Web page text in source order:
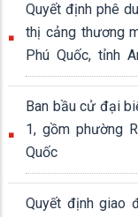
Quyết định phê
thị cảng thương
Phú Quốc, tỉnh
339,04 ha
Ban bầu cử đại
1, gồm phường
Quốc
Quyết định giao